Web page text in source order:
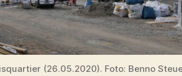
(26.05.2020). Foto: Benno